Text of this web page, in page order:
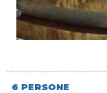
6 PERSONE